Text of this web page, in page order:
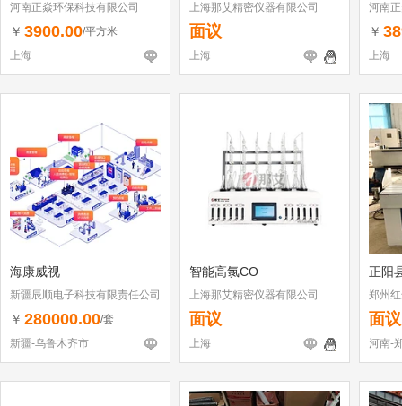
河南正焱环保科技有限公司
￥ 3900.00/平方米
上海
上海那艾精密仪器有限公司
面议
上海
河南
￥
上海
海康威视
新疆辰顺电子科技有限责任公司
￥ 280000.00/套
新疆-乌鲁木齐市
智能高氯CO
上海那艾精密仪器有限公司
面议
上海
正阳
郑州
面议
河南-